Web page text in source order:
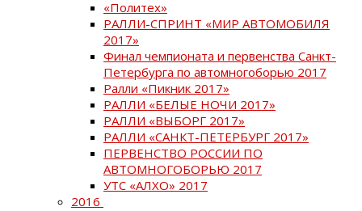
«Политех»
РАЛЛИ-СПРИНТ «МИР АВТОМОБИЛЯ
2017»
Финал чемпионата и первенства Санкт-
Петербурга по автомногоборью 2017
Ралли «Пикник 2017»
РАЛЛИ «БЕЛЫЕ НОЧИ 2017»
РАЛЛИ «ВЫБОРГ 2017»
РАЛЛИ «САНКТ-ПЕТЕРБУРГ 2017»
ПЕРВЕНСТВО РОССИИ ПО
АВТОМНОГОБОРЬЮ 2017
УТС «АЛХО» 2017
2016